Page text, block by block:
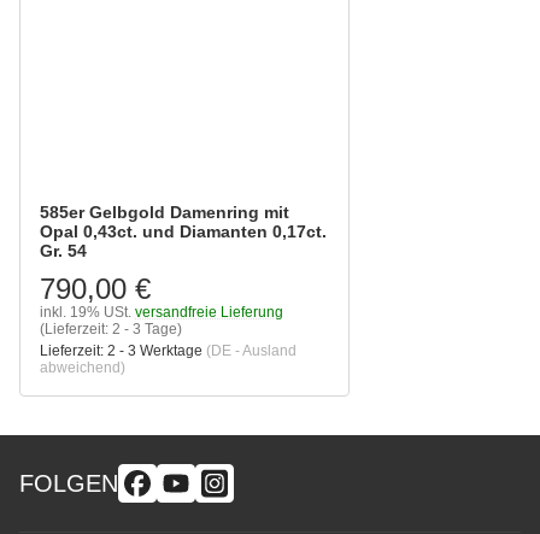
585er Gelbgold Damenring mit
Opal 0,43ct. und Diamanten 0,17ct.
Gr. 54
790,00 €
inkl. 19% USt. versandfreie Lieferung
(Lieferzeit: 2 - 3 Tage)
Lieferzeit: 2 - 3 Werktage (DE - Ausland
abweichend)
FOLGEN